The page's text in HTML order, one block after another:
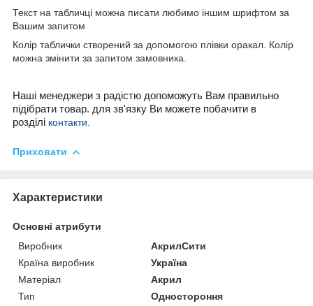
Текст на табличці можна писати любимо іншим шрифтом за
Вашим запитом
Колір таблички створений за допомогою плівки оракал. Колір
можна змінити за запитом замовника.
Наші менеджери з радістю допоможуть Вам правильно
підібрати товар. для зв'язку Ви можете побачити в
розділі контакти.
Приховати
Характеристики
Основні атрибути
Виробник
АкрилСити
Країна виробник
Україна
Матеріал
Акрил
Тип
Одностороння